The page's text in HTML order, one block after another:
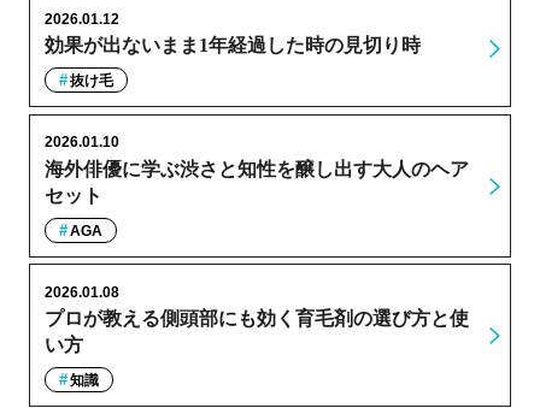
効果が出ないまま1年経過した時の見切り時
2026.01.12
抜け毛
海外俳優に学ぶ渋さと知性を醸し出す大人のヘア
セット
2026.01.10
AGA
プロが教える側頭部にも効く育毛剤の選び方と使
い方
2026.01.08
知識